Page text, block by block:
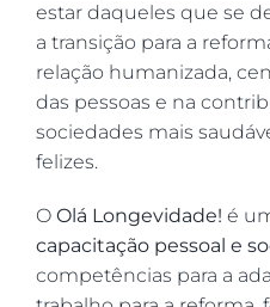
estar daqueles que se
a transição para a
relação humanizada,
das pessoas e na
sociedades mais
felizes.
O Olá Longevidade! é
capacitação pessoal e
competências para a